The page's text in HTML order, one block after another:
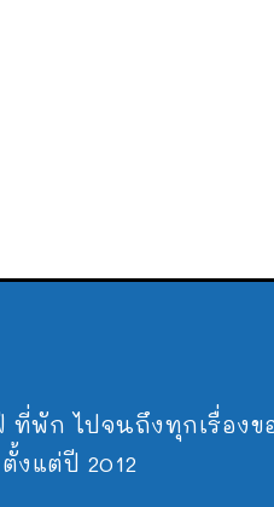
ที่พัก ไปจนถึงทุกเรื่องข
แต่ปี 2012